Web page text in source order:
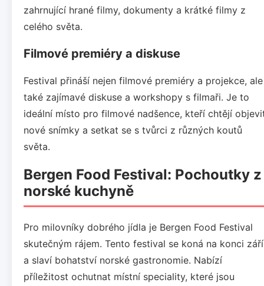
zahrnující hrané filmy, dokumenty a krátké filmy z
celého světa.
Filmové premiéry a diskuse
Festival přináší nejen filmové premiéry a projekce, ale
také zajímavé diskuse a workshopy s filmaři. Je to
ideální místo pro filmové nadšence, kteří chtějí
nové snímky a setkat se s tvůrci z různých koutů
světa.
Bergen Food Festival: Pochoutky z
norské kuchyně
Pro milovníky dobrého jídla je Bergen Food Festival
skutečným rájem. Tento festival se koná na konci září
a slaví bohatství norské gastronomie. Nabízí
příležitost ochutnat místní speciality, které jsou